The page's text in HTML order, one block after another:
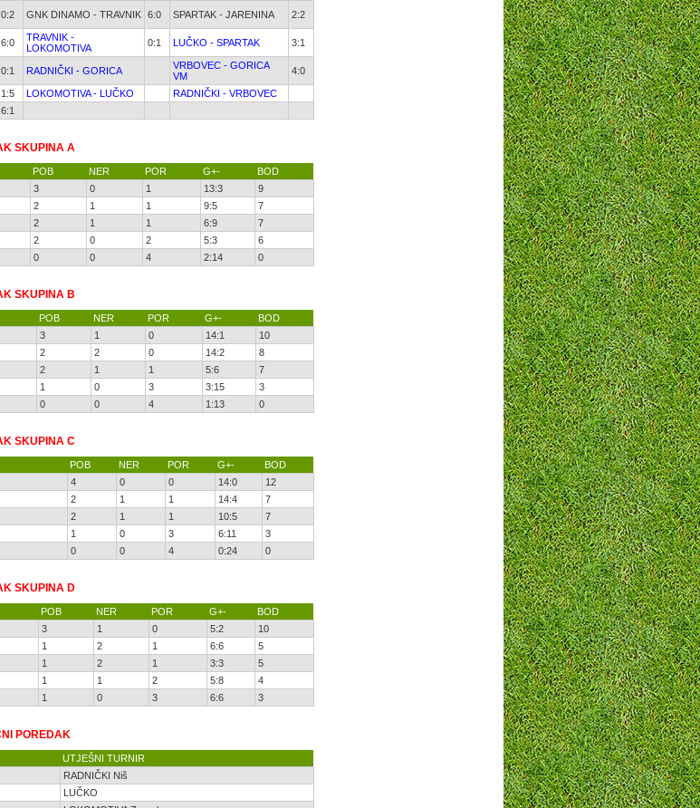
0:2 GNK DINAMO - TRAVNIK 6:0 SPARTAK - JARENINA 2:2
6:0
TRAVNIK -
LOKOMOTIVA
0:1 LUČKO - SPARTAK 3:1
0:1 RADNIČKI - GORICA
VRBOVEC - GORICA
VM
4:0
1:5 LOKOMOTIVA - LUČKO
RADNIČKI - VRBOVEC
6:1
SKUPINA A
POB NER POR G+-
BOD
3 0 1 13:3
9
2 1 1 9:5
7
2 1 1 6:9
7
2 0 2 5:3
6
0 0 4 2:14 0
SKUPINA B
POB NER POR G+-
BOD
3 1 0 14:1
10
2 2 0 14:2
8
2 1 1 5:6
7
1 0 3 3:15
3
0 0 4 1:13 0
SKUPINA C
POB NER POR G+-
BOD
4 0 0 14:0
12
2 1 1 14:4
7
2 1 1 10:5
7
1 0 3 6:11
3
0 0 4 0:24 0
SKUPINA D
POB NER POR G+-
BOD
3 1 0 5:2
10
1 2 1 6:6
5
1 2 1 3:3
5
1 1 2 5:8
4
1 0 3 6:6 3
POREDAK
UTJEŠNI TURNIR
RADNIČKI Niš
LUČKO